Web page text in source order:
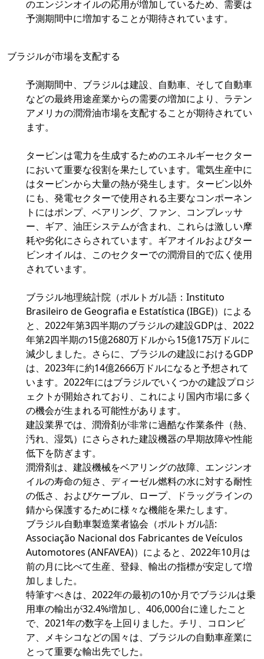
のエンジンオイルの応用が増加しているため、需要は
予測期間中に増加することが期待されています。
ブラジルが市場を支配する
予測期間中、ブラジルは建設、自動車、そして自動車
などの最終用途産業からの需要の増加により、ラテン
アメリカの潤滑油市場を支配することが期待されてい
ます。
タービンは電力を生成するためのエネルギーセクター
において重要な役割を果たしています。電気生産中に
はタービンから大量の熱が発生します。タービン以外
にも、発電セクターで使用される主要なコンポーネン
トにはポンプ、ベアリング、ファン、コンプレッサ
ー、ギア、油圧システムが含まれ、これらは激しい摩
耗や劣化にさらされています。ギアオイルおよびター
ビンオイルは、このセクターでの潤滑目的で広く使用
されています。
ブラジル地理統計院（ポルトガル語：Instituto
Brasileiro de Geografia e Estatística (IBGE)）による
と、2022年第3四半期のブラジルの建設GDPは、2022
年第2四半期の15億2680万ドルから15億175万ドルに
減少しました。さらに、ブラジルの建設におけるGDP
は、2023年に約14億2666万ドルになると予想されて
います。2022年にはブラジルでいくつかの建設プロジ
ェクトが開始されており、これにより国内市場に多く
の機会が生まれる可能性があります。
建設業界では、潤滑剤が非常に過酷な作業条件（熱、
汚れ、湿気）にさらされた建設機器の早期故障や性能
低下を防ぎます。
潤滑剤は、建設機械をベアリングの故障、エンジンオ
イルの寿命の短さ、ディーゼル燃料の水に対する耐性
の低さ、およびケーブル、ロープ、ドラッグラインの
錆から保護するために様々な機能を果たします。
ブラジル自動車製造業者協会（ポルトガル語:
Associação Nacional dos Fabricantes de Veículos
Automotores (ANFAVEA)）によると、2022年10月は
前の月に比べて生産、登録、輸出の指標が安定して増
加しました。
特筆すべきは、2022年の最初の10か月でブラジルは乗
用車の輸出が32.4%増加し、406,000台に達したこと
で、2021年の数字を上回りました。チリ、コロンビ
ア、メキシコなどの国々は、ブラジルの自動車産業に
とって重要な輸出先でした。